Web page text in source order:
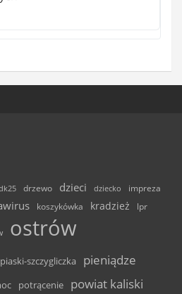
drzewo dzieci dziecko
impreza
koszykówka kradzież lpr
ostrów
piaski-szczygliczka pieniądze
potrącenie powiat kaliski